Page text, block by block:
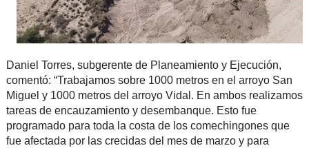
Daniel Torres, subgerente de Planeamiento y Ejecución,
comentó: “Trabajamos sobre 1000 metros en el arroyo San
Miguel y 1000 metros del arroyo Vidal. En ambos realizamos
tareas de encauzamiento y desembanque. Esto fue
programado para toda la costa de los comechingones que
fue afectada por las crecidas del mes de marzo y para